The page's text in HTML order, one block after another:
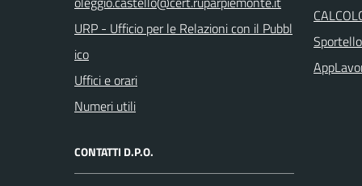
URP - Ufficio per le Relazioni con il Pubbl
ico
Uffici e orari
Numeri utili
CONTATTI D.P.O.